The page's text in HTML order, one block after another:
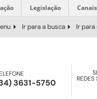
Legislação Canais
Ir para a busca Ir
3631-5750